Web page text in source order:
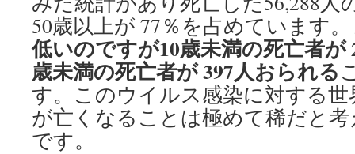
50歳以上が 77％を占めています
低いのですが10歳未満の死亡者が
歳未満の死亡者が 397人おられる
す。このウイルス感染に対する
が亡くなることは極めて稀だと
です。